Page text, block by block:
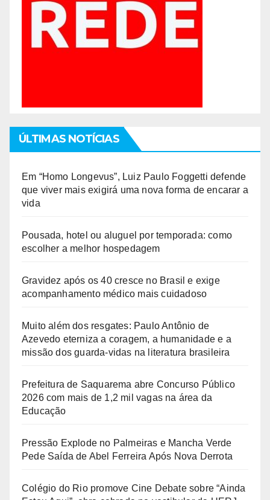
ÚLTIMAS NOTÍCIAS
Em “Homo Longevus”, Luiz Paulo Foggetti defende
que viver mais exigirá uma nova forma de encarar a
vida
Pousada, hotel ou aluguel por temporada: como
escolher a melhor hospedagem
Gravidez após os 40 cresce no Brasil e exige
acompanhamento médico mais cuidadoso
Muito além dos resgates: Paulo Antônio de
Azevedo eterniza a coragem, a humanidade e a
missão dos guarda-vidas na literatura brasileira
Prefeitura de Saquarema abre Concurso Público
2026 com mais de 1,2 mil vagas na área da
Educação
Pressão Explode no Palmeiras e Mancha Verde
Pede Saída de Abel Ferreira Após Nova Derrota
Colégio do Rio promove Cine Debate sobre “Ainda